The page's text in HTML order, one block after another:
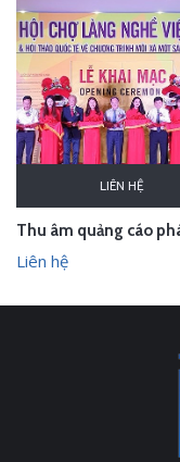
LIÊN HỆ
Liên hệ